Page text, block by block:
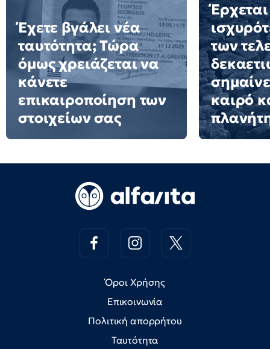
Έχετε βγάλει νέα
ταυτότητα; Τώρα
όμως χρειάζεται να
κάνετε
επικαιροποίηση των
στοιχείων σας
των
καιρό
Όροι Χρήσης
Επικοινωνία
Πολιτική απορρήτου
Ταυτότητα